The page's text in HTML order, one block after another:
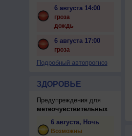
6 августа 14:00
гроза
дождь
6 августа 17:00
гроза
Подробный автопрогноз
ЗДОРОВЬЕ
Предупреждения для
метеочувствительных
6 августа, Ночь
Возможны